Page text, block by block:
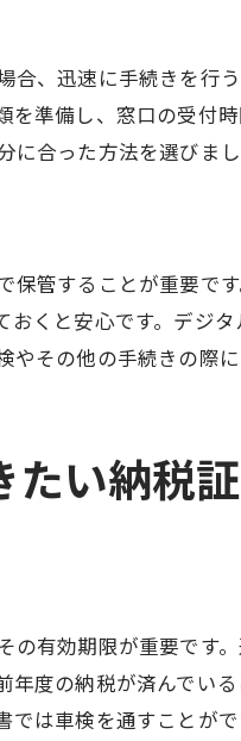
納税証明書の取
未納が発覚した
納税証明書に関
静岡市で車検を受け
車検業者のサポ
納税証明書に関
車検手続きが楽にな
事前に確認して
効率的な書類準
合、迅速に手続きを行
を準備し、窓口の受付
合った方法を選びま
保管することが重要で
くと安心です。デジ
その他の手続きの際
たい納税
の有効期限が重要です
年度の納税が済んでい
は車検を通すことが